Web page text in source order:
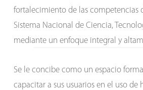
fortalecimiento de las competencias
Sistema Nacional de Ciencia,
mediante un enfoque integral y
Se le concibe como un espacio
capacitar a sus usuarios en el uso de